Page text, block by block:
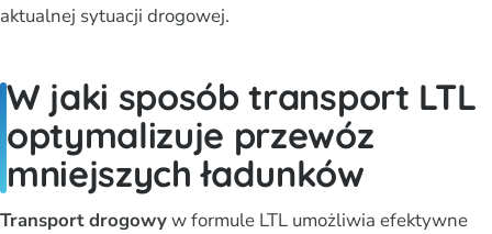
aktualnej sytuacji drogowej.
W jaki sposób transport LTL
optymalizuje przewóz
mniejszych ładunków
Transport drogowyw formule LTL umożliwia efektywne